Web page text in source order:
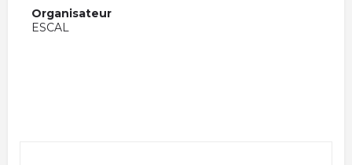
Organisateur
ESCAL